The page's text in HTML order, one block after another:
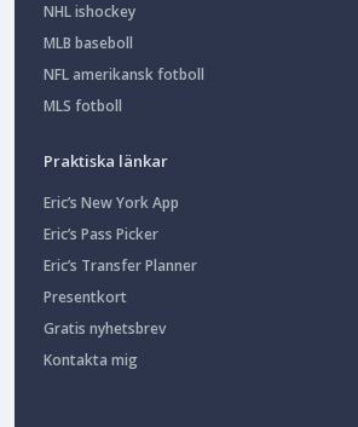
NHL ishockey
MLB baseboll
NFL amerikansk fotboll
MLS fotboll
Praktiska länkar
Eric’s New York App
Eric’s Pass Picker
Eric’s Transfer Planner
Presentkort
Gratis nyhetsbrev
Kontakta mig